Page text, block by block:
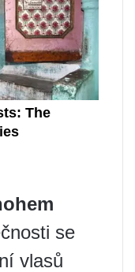
se
vlasů